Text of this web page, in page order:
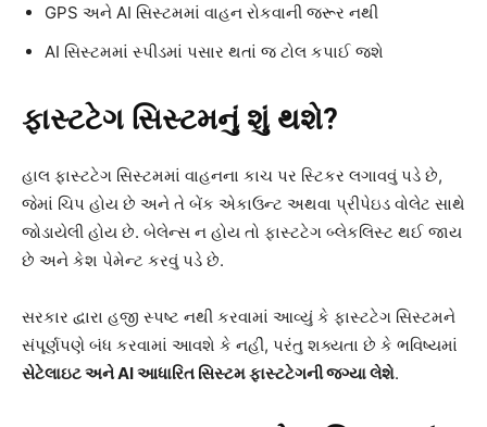
GPS અને AI સિસ્ટમમાં વાહન રોકવાની જરૂર નથી
AI સિસ્ટમમાં સ્પીડમાં પસાર થતાં જ ટોલ કપાઈ જશે
ફાસ્ટટેગ સિસ્ટમનું શું થશે?
હાલ ફાસ્ટટેગ સિસ્ટમમાં વાહનના કાચ પર સ્ટિકર લગાવવું પડે છે,
જેમાં ચિપ હોય છે અને તે બેંક એકાઉન્ટ અથવા પ્રીપેઇડ વોલેટ સાથે
જોડાયેલી હોય છે. બેલેન્સ ન હોય તો ફાસ્ટટેગ બ્લેકલિસ્ટ થઈ જાય
છે અને કેશ પેમેન્ટ કરવું પડે છે.
સરકાર દ્વારા હજી સ્પષ્ટ નથી કરવામાં આવ્યું કે ફાસ્ટટેગ સિસ્ટમને
સંપૂર્ણપણે બંધ કરવામાં આવશે કે નહીં, પરંતુ શક્યતા છે કે ભવિષ્યમાં
સેટેલાઇટ અને AIઆધારિત સિસ્ટમ ફાસ્ટટેગની જગ્યા લેશે.